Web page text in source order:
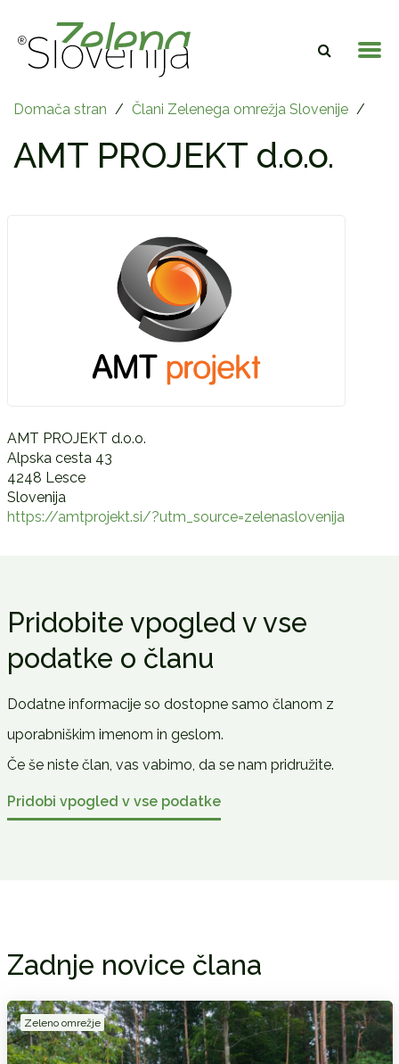
Domača stran / Člani Zelenega omrežja Slovenije /
AMT PROJEKT d.o.o.
AMT PROJEKT d.o.o.
Alpska cesta 43
4248 Lesce
Slovenija
https://amtprojekt.si/?utm_source=zelenaslovenija
Pridobite vpogled v vse
podatke o članu
Dodatne informacije so dostopne samo članom z
uporabniškim imenom in geslom.
Če še niste član, vas vabimo, da se nam pridružite.
Pridobi vpogled v vse podatke
Zadnje novice člana
Zeleno omrežje